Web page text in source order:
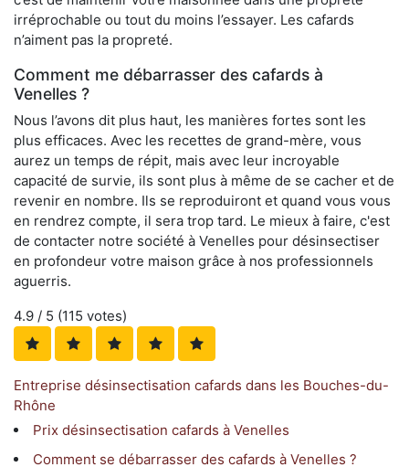
irréprochable ou tout du moins l’essayer. Les cafards
n’aiment pas la propreté.
Comment me débarrasser des cafards à
Venelles ?
Nous l’avons dit plus haut, les manières fortes sont les
plus efficaces. Avec les recettes de grand-mère, vous
aurez un temps de répit, mais avec leur incroyable
capacité de survie, ils sont plus à même de se cacher et de
revenir en nombre. Ils se reproduiront et quand vous vous
en rendrez compte, il sera trop tard. Le mieux à faire, c'est
de contacter notre société à Venelles pour désinsectiser
en profondeur votre maison grâce à nos professionnels
aguerris.
4.9 / 5 (115 votes)
Entreprise désinsectisation cafards dans les Bouches-du-
Rhône
Prix désinsectisation cafards à Venelles
Comment se débarrasser des cafards à Venelles ?